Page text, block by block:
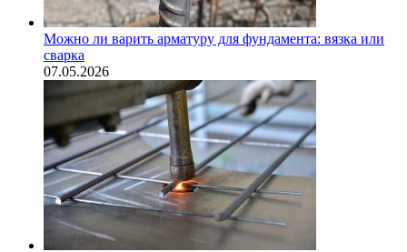
Можно ли варить арматуру для фундамента: вязка или
сварка
07.05.2026